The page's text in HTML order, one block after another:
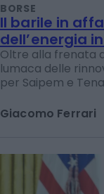
BORSE
Il barile in
dell’energia
Oltre alla frenata
lumaca delle
per Saipem e
Giacomo Ferrari